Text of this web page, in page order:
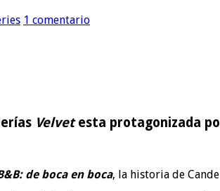
1 comentario
Velvetesta protagonizada
de boca en boca, la historia de